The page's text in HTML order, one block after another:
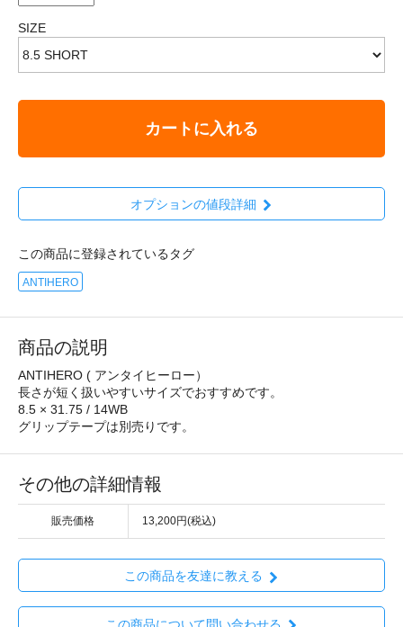
SIZE
カートに入れる
オプションの値段詳細
この商品に登録されているタグ
ANTIHERO
商品の説明
ANTIHERO ( アンタイヒーロー）
長さが短く扱いやすいサイズでおすすめです。
8.5 × 31.75 / 14WB
グリップテープは別売りです。
その他の詳細情報
販売価格 13,200円(税込)
この商品を友達に教える
この商品について問い合わせる